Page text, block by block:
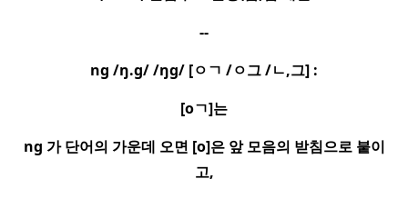
--
ng /ŋ.g/ /ŋg/ [ㅇㄱ /ㅇ그/ㄴ,그] :
[oㄱ]는
ng 가 단어의 가운데 오면 [o]은 앞 모음의 받침으로 붙이
고,